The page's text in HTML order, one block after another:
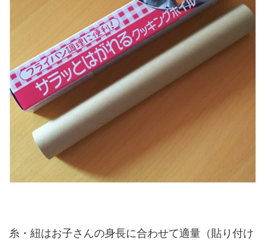
糸・紐はお子さんの身長に合わせて適量（貼り付け